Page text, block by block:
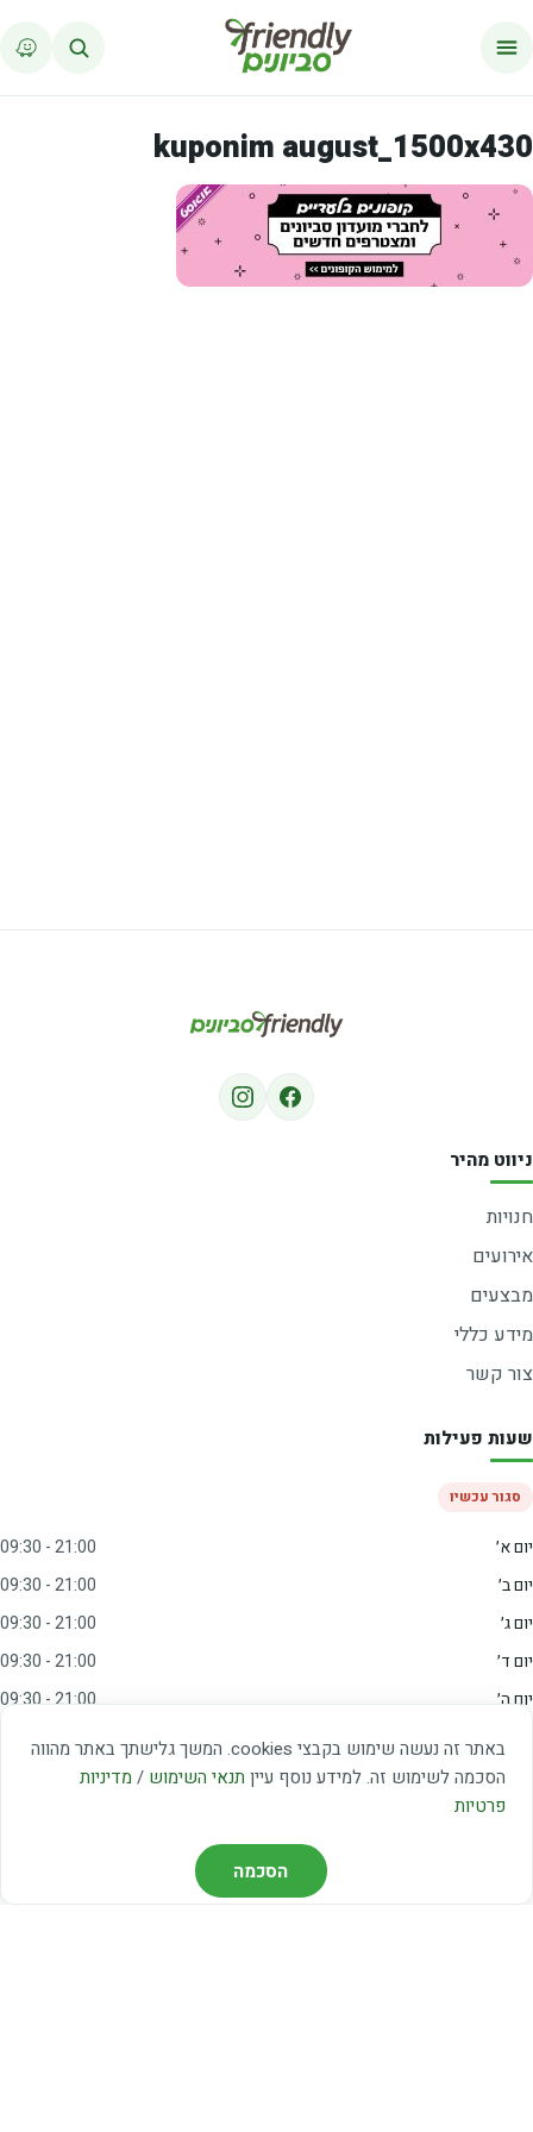
באתר זה נעשה שימוש בקבצי cookies. המשך גלישתך באתר מהווה
הסכמה לשימוש זה. למידע נוסף עיין תנאי השימוש / מדיניות
פרטיות
הסכמה
kuponim august_1500x430
ניווט מהיר
חנויות
אירועים
מבצעים
מידע כללי
צור קשר
שעות פעילות
סגור עכשיו
יום א׳
09:30 - 21:00
יום ב׳
09:30 - 21:00
יום ג׳
09:30 - 21:00
יום ד׳
09:30 - 21:00
יום ה׳
09:30 - 21:00
יום ו׳
09:00 - 15:00
שבת
20:00 - 23:00